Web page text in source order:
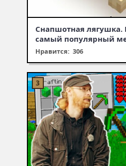
Снапшотная лягушка.
самый популярный
Нравится: 306